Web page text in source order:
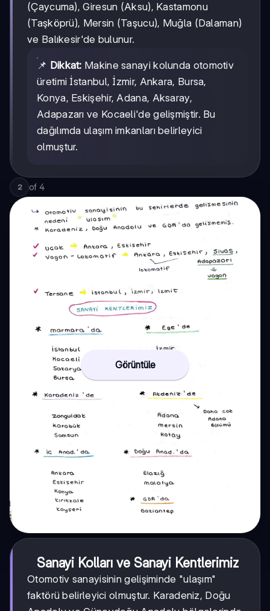
(Çaycuma), Giresun (Aksu), Kastamonu
(Taşköprü), Mersin (Taşucu), Muğla (Dalaman)
ve Balıkesir'de bulunur.
📌 Dikkat: Makine sanayi kolunda otomotiv
üretimi İstanbul, İzmir, Ankara, Bursa,
Konya, Eskişehir, Adana, Aksaray,
Adapazarı ve Kocaeli'de gelişmiştir. Bu
dağılımda ulaşım imkanları belirleyici
olmuştur.
2 of 4
Görüntüle
Sanayi Kolları ve Sanayi Kentlerimiz
Otomotiv sanayisinin gelişiminde "ulaşım"
faktörü belirleyici olmuştur. Karadeniz, Doğu